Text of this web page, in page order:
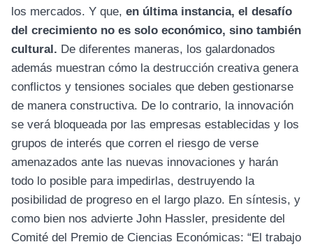
los mercados. Y que, en última instancia, el desafío
del crecimiento no es solo económico, sino también
cultural. De diferentes maneras, los galardonados
además muestran cómo la destrucción creativa genera
conflictos y tensiones sociales que deben gestionarse
de manera constructiva. De lo contrario, la innovación
se verá bloqueada por las empresas establecidas y los
grupos de interés que corren el riesgo de verse
amenazados ante las nuevas innovaciones y harán
todo lo posible para impedirlas, destruyendo la
posibilidad de progreso en el largo plazo. En síntesis, y
como bien nos advierte John Hassler, presidente del
Comité del Premio de Ciencias Económicas: “El trabajo